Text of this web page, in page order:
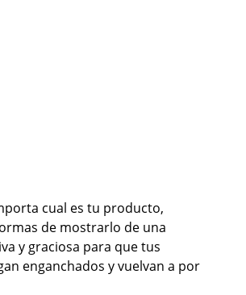
cual es tu producto,
de mostrarlo de una
y graciosa para que tus
enganchados y vuelvan a por